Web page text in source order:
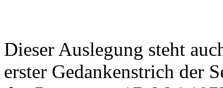
Dieser Auslegung steht
erster Gedankenstrich der